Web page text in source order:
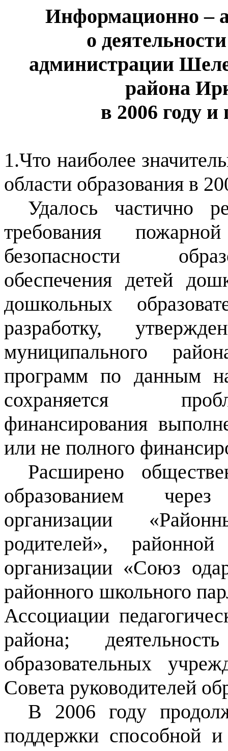
Информационно –
о
администрации
района
в 2006 году
1.Что наиболее
области образования в
Удалось частично
требования
безопасности
обеспечения детей
дошкольных
разработку,
муниципального
программ по данным
сохраняется
финансирования
или не полного
Расширено
образованием
организации
родителей»,
организации «Союз
районного школьного
Ассоциации
района;
образовательных
Совета руководителей
В 2006 году
поддержки способной